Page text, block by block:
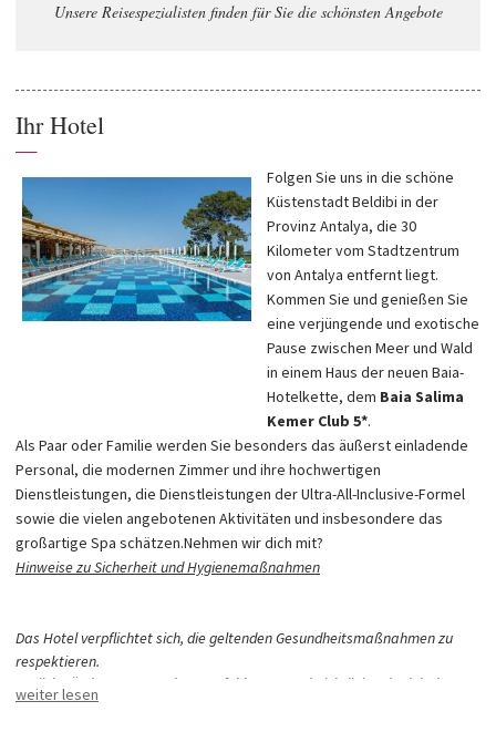
Unsere Reisespezialisten finden für Sie die schönsten Angebote
Ihr Hotel
—
Folgen Sie uns in die schöne
Küstenstadt Beldibi in der
Provinz Antalya, die 30
Kilometer vom Stadtzentrum
von Antalya entfernt liegt.
Kommen Sie und genießen Sie
eine verjüngende und exotische
Pause zwischen Meer und Wald
in einem Haus der neuen Baia-
Hotelkette, dem Baia Salima
Kemer Club 5*.
Als Paar oder Familie werden Sie besonders das äußerst einladende
Personal, die modernen Zimmer und ihre hochwertigen
Dienstleistungen, die Dienstleistungen der Ultra-All-Inclusive-Formel
sowie die vielen angebotenen Aktivitäten und insbesondere das
großartige Spa schätzen.Nehmen wir dich mit?
Hinweise zu Sicherheit und Hygienemaßnahmen
Das Hotel verpflichtet sich, die geltenden Gesundheitsmaßnahmen zu
respektieren.
Jegliche Änderungen an den Empfehlungen und Richtlinien der lokalen
Regierungen sowie der zuständigen Gesundheitsbehörden werden
weiter lesen